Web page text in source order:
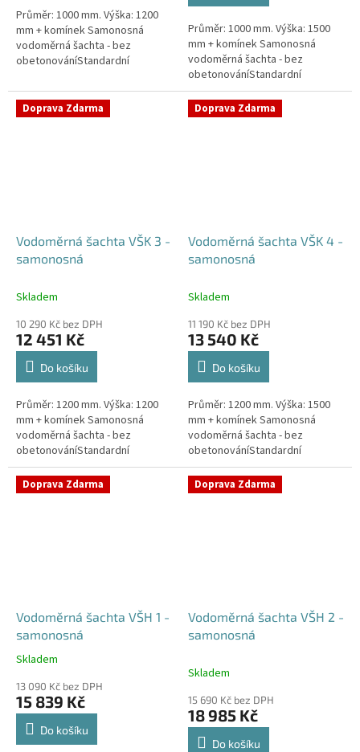
hvězdiček.
Průměr: 1000 mm. Výška: 1200
mm + komínek Samonosná
vodoměrná šachta - bez
obetonováníStandardní
přání) Český výrobek! Pro
případné dotazy, či...
Průměr: 1000 mm. Výška: 1500
mm + komínek Samonosná
vodoměrná šachta - bez
obetonováníStandardní
prostupy šachty DN32 (jiné na
přání) Český výrobek! Pro
případné dotazy, či...
Doprava Zdarma
Vodoměrná šachta VŠK 3 -
samonosná
Skladem
10 290 Kč bez DPH
12 451 Kč
Do košíku
Průměr: 1200 mm. Výška: 1200
mm + komínek Samonosná
vodoměrná šachta - bez
obetonováníStandardní
prostupy šachty DN32 (jiné na
přání) Doba dodání 10-14 dní.
Český výrobek!...
Doprava Zdarma
Vodoměrná šachta VŠK 4 -
samonosná
Skladem
11 190 Kč bez DPH
13 540 Kč
Do košíku
Průměr: 1200 mm. Výška: 1500
mm + komínek Samonosná
vodoměrná šachta - bez
obetonováníStandardní
prostupy šachty DN32 (jiné na
přání) Doba dodání 10-14 dní.
Český výrobek!...
Doprava Zdarma
Vodoměrná šachta VŠH 1 -
samonosná
Průměrné
produktu
je
4,6
Skladem
13 090 Kč bez DPH
15 839 Kč
Do košíku
Doprava Zdarma
Vodoměrná šachta VŠH 2 -
samonosná
Skladem
15 690 Kč bez DPH
18 985 Kč
Do košíku